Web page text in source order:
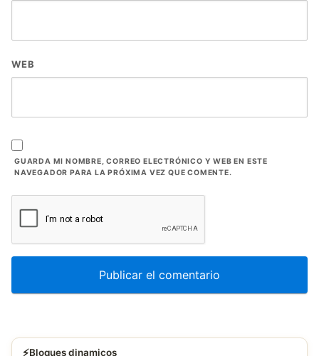
WEB
GUARDA MI NOMBRE, CORREO ELECTRÓNICO Y WEB EN ESTE
NAVEGADOR PARA LA PRÓXIMA VEZ QUE COMENTE.
⚡Bloques dinamicos